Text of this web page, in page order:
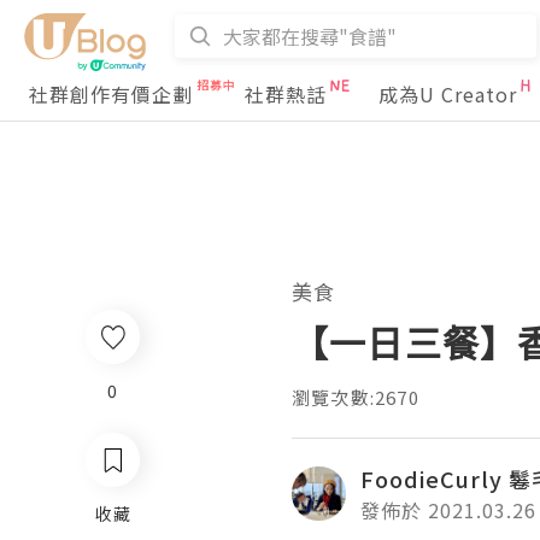
社群創作有價企劃 社群熱話 成為U Creator
0
收藏
美食
【一日三餐
瀏覽次數:2670
FoodieCurly 鬈
發佈於 2021.03.26